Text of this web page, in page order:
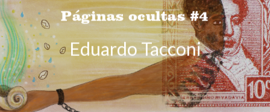
Páginas ocultas #4
Eduardo Tacconi